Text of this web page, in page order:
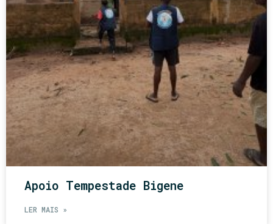
Apoio Tempestade Bigene
LER MAIS »